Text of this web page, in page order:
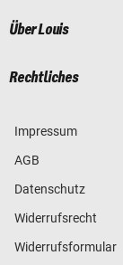
Über Louis
Rechtliches
Impressum
AGB
Datenschutz
Widerrufsrecht
Widerrufsformular